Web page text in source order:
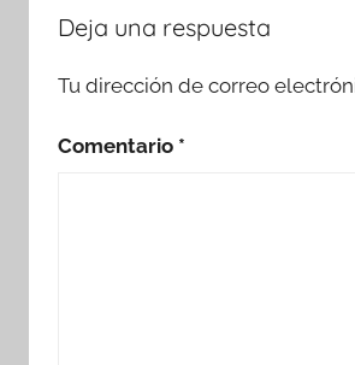
Deja una respuesta
Tu dirección de correo
Comentario *